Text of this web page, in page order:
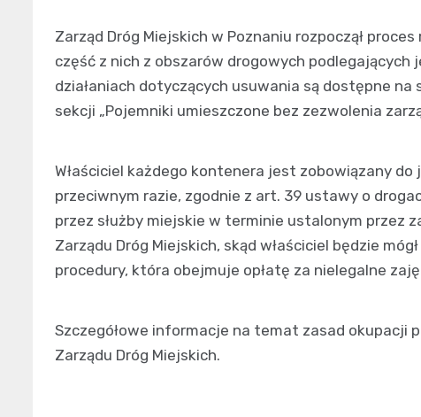
Zarząd Dróg Miejskich w Poznaniu rozpoczął
część z nich z obszarów drogowych podlegających
działaniach dotyczących usuwania są dostępne
sekcji „Pojemniki umieszczone bez zezwolenia
Właściciel każdego kontenera jest zobowiązany
przeciwnym razie, zgodnie z art. 39 ustawy o
przez służby miejskie w terminie ustalonym przez
Zarządu Dróg Miejskich, skąd właściciel będzie
procedury, która obejmuje opłatę za nielegalne
Szczegółowe informacje na temat zasad okupacji
Zarządu Dróg Miejskich.